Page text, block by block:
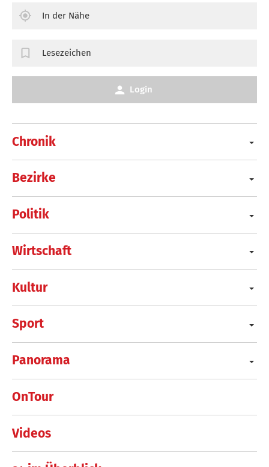
Chronik
Bezirke
Politik
Wirtschaft
Kultur
Sport
Panorama
OnTour
Videos
In der Nähe
Lesezeichen
Login